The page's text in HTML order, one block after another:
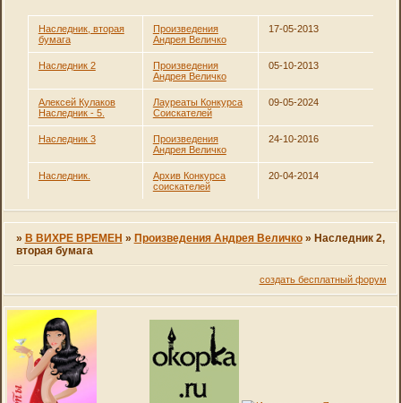
Наследник, вторая
бумага
Произведения
Андрея Величко
17-05-2013
Наследник 2
Произведения
Андрея Величко
05-10-2013
Алексей Кулаков
Наследник - 5.
Лауреаты Конкурса
Соискателей
09-05-2024
Наследник 3
Произведения
Андрея Величко
24-10-2016
Наследник.
Архив Конкурса
соискателей
20-04-2014
» В ВИХРЕ ВРЕМЕН » Произведения Андрея Величко » Наследник 2,
вторая бумага
создать бесплатный форум